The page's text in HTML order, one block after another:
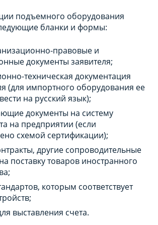
подъемного оборудования
бланки и формы:
правовые и
документы заявителя;
техническая документация
(для импортного оборудования ее
на русский язык);
документы на систему
на предприятии (если
схемой сертификации);
другие сопроводительные
поставку товаров иностранного
которым соответствует
выставления счета.